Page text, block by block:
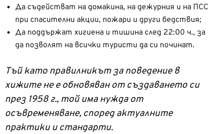
Да съдействат на домакина, на дежурния и на ПСС
при спасителни акции, пожари и други бедствия;
Да поддържат хигиена и тишина след 22:00 ч., за
да позволят на всички туристи да си починат.
Тъй като правилникът за поведение в
хижите не е обновяван от създаването си
през 1958 г., той има нужда от
осъвременяване, според актуалните
практики и стандарти.